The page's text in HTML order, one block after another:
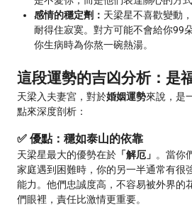
感情的穩定劑： 天梁星不喜歡變動
耐得住寂寞。對方可能不會給你99
你生病時為你熬一碗熱湯。
這段運勢的吉凶分析：是
天梁入夫妻宮，對於婚姻運勢來說，是
點來深度剖析：
✅ 優點：穩如泰山的依靠
天梁星最大的優勢在於 「解厄」 。當你
家庭遇到困難時，你的另一半通常有很
能力。他們忠誠度高，不容易被外界的
們眼裡，責任比激情更重要。